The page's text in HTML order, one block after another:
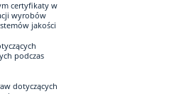
certyfikaty w
wyrobów
jakości
podczas
dotyczących